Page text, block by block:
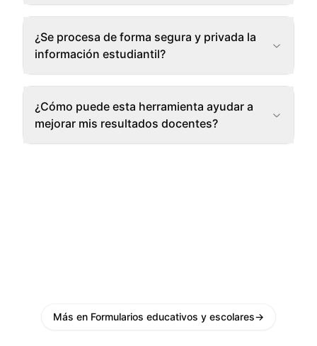
¿Se procesa de forma segura y privada la
información estudiantil?
¿Cómo puede esta herramienta ayudar a
mejorar mis resultados docentes?
Más en Formularios educativos y escolares→